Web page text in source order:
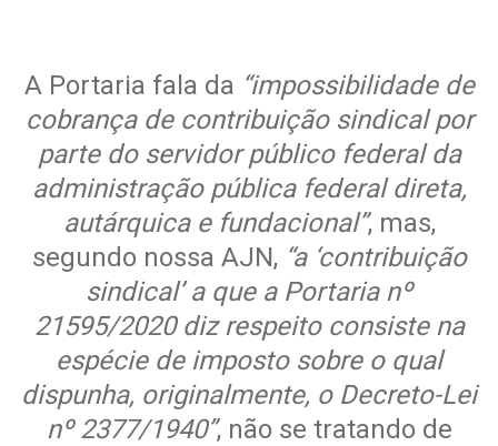
A Portaria fala da “impossibilidade de
cobrança de contribuição sindical por
parte do servidor público federal da
administração pública federal direta,
autárquica e fundacional”, mas,
segundo nossa AJN, “a ‘contribuição
sindical’ a que a Portaria nº
21595/2020 diz respeito consiste na
espécie de imposto sobre o qual
dispunha, originalmente, o Decreto-Lei
nº 2377/1940”, não se tratando de